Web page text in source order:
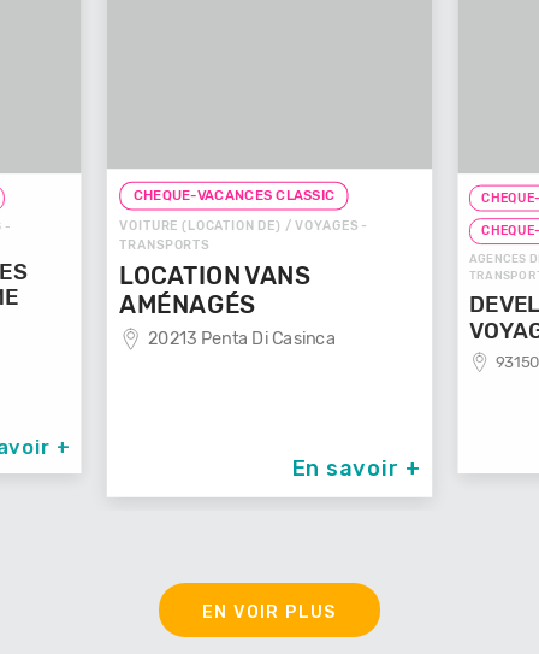
-
+
CHEQUE-VACANCES CLASSIC
VOITURE (LOCATION DE) / VOYAGES -
TRANSPORTS
LOCATION VANS
AMÉNAGÉS
20213 Penta Di Casinca
En savoir +
AGENCES
EN VOIR PLUS